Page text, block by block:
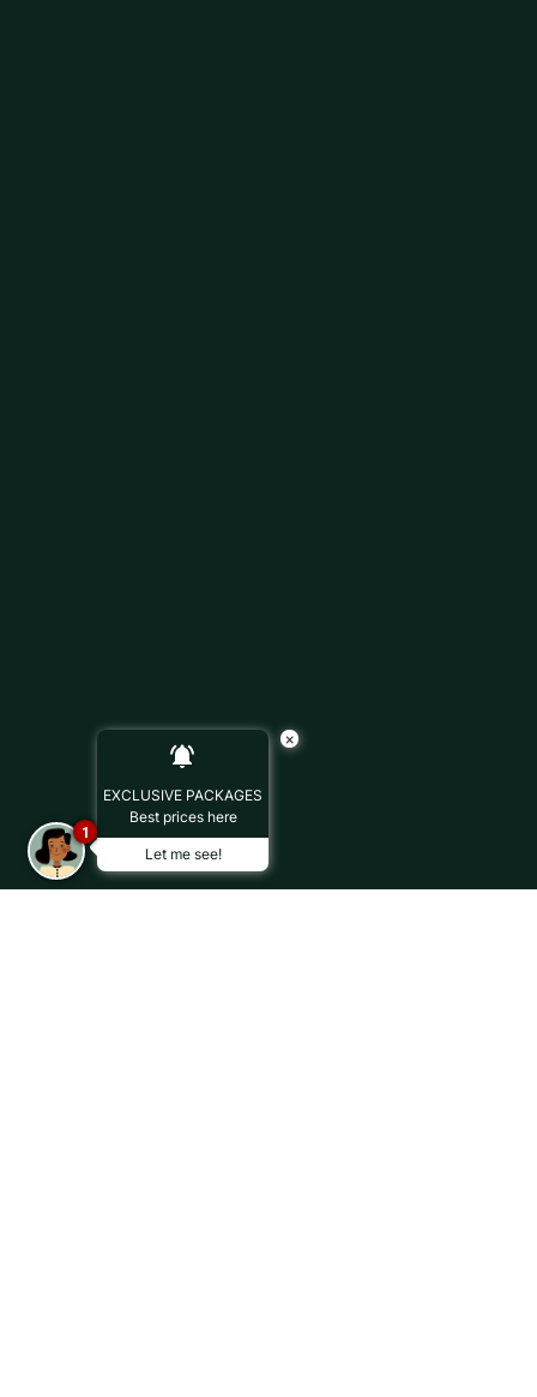
×
EXCLUSIVE PACKAGES
Best prices here
Let me see!
1